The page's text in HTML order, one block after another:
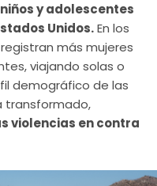
y adolescentes
Unidos.En los
más mujeres
viajando solas o
demográfico de las
transformado,
violencias en contra